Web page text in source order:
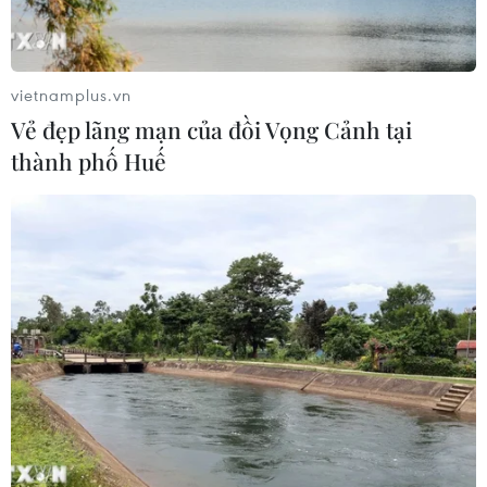
Iran ra điều kiện gì với Mỹ
trước khi mở lại Eo biển Hormuz?
03/08/2026 16:12
Iran tuyên bố chưa đạt đủ điều kiện
Làn sóng người Israel di cư ra nước
ngoài vẫn ở mức kỷ lục
03/08/2026 11:32
vietnamplus.vn
Vẻ đẹp lãng mạn của đồi Vọng Cảnh tại
thành phố Huế